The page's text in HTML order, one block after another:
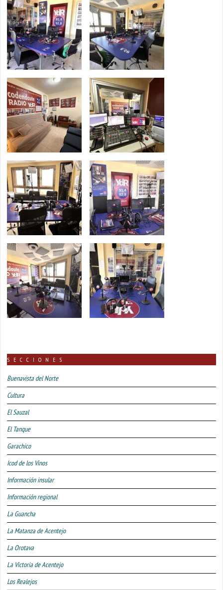
SECCIONES
Buenavista del Norte
Cultura
El Sauzal
El Tanque
Garachico
Icod de los Vinos
Información insular
Información regional
La Guancha
La Matanza de Acentejo
La Orotava
La Victoria de Acentejo
Los Realejos